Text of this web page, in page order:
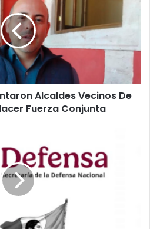
Alcaldes Vecinos De
Fuerza Conjunta